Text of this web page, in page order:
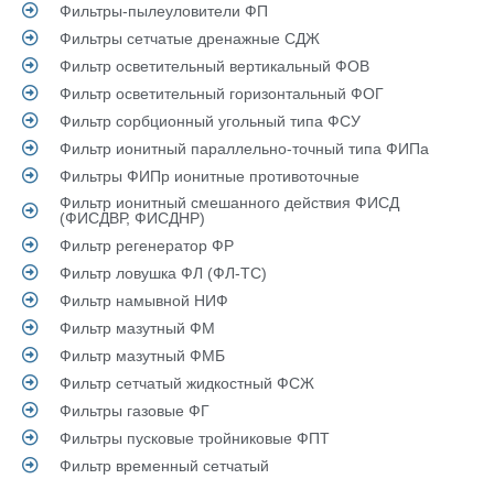
Фильтры-пылеуловители ФП
Фильтры сетчатые дренажные СДЖ
Фильтр осветительный вертикальный ФОВ
Фильтр осветительный горизонтальный ФОГ
Фильтр сорбционный угольный типа ФСУ
Фильтр ионитный параллельно-точный типа ФИПа
Фильтры ФИПр ионитные противоточные
Фильтр ионитный смешанного действия ФИСД
(ФИСДВР, ФИСДНР)
Фильтр регенератор ФР
Фильтр ловушка ФЛ (ФЛ-ТС)
Фильтр намывной НИФ
Фильтр мазутный ФМ
Фильтр мазутный ФМБ
Фильтр сетчатый жидкостный ФСЖ
Фильтры газовые ФГ
Фильтры пусковые тройниковые ФПТ
Фильтр временный сетчатый